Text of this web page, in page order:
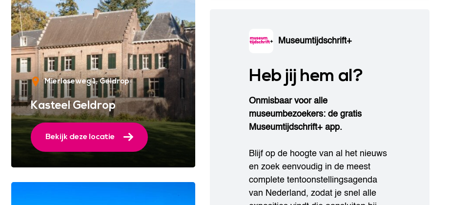
Mierloseweg 1 Geldrop
Kasteel Geldrop
Bekijk deze locatie
Museumtijdschrift+
Heb jij hem al?
Onmisbaar voor alle
museumbezoekers: de gratis
Museumtijdschrift+ app.
Blijf op de hoogte van al het nieuws
en zoek eenvoudig in de meest
complete tentoonstellingsagenda
van Nederland, zodat je snel alle